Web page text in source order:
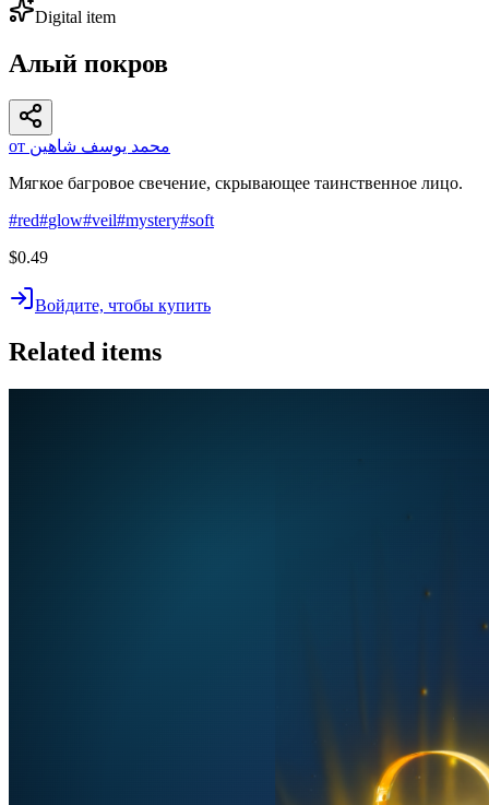
Digital item
Алый покров
от محمد يوسف شاهين
Мягкое багровое свечение, скрывающее таинственное лицо.
#red#glow#veil#mystery#soft
$0.49
Войдите, чтобы купить
Related items